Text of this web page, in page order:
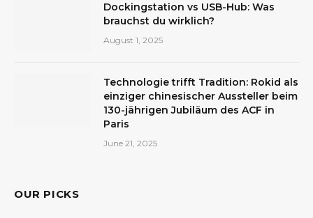
Dockingstation vs USB-Hub: Was
brauchst du wirklich?
August 1, 2025
Technologie trifft Tradition: Rokid als
einziger chinesischer Aussteller beim
130-jährigen Jubiläum des ACF in
Paris
June 21, 2025
OUR PICKS